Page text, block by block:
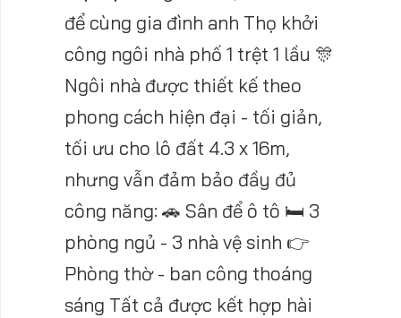
để cùng gia đình anh Thọ khởi
công ngôi nhà phố 1 trệt 1 lầu 🎊
Ngôi nhà được thiết kế theo
phong cách hiện đại - tối giản,
tối ưu cho lô đất 4.3 x 16m,
nhưng vẫn đảm bảo đầy đủ
công năng: 🚗 Sân để ô tô 🛏️ 3
phòng ngủ - 3 nhà vệ sinh 👉
Phòng thờ - ban công thoáng
sáng Tất cả được kết hợp hài